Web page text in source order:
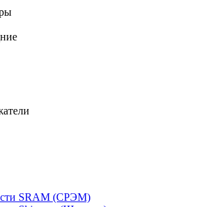
SRAM (СРЭМ)